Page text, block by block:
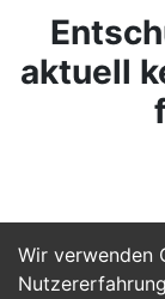
Wir verwenden
aktuell